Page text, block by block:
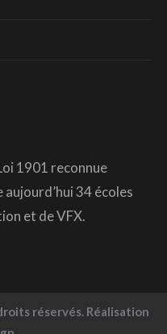
1901 reconnue
34 écoles
et de VFX.
réservés. Réalisation